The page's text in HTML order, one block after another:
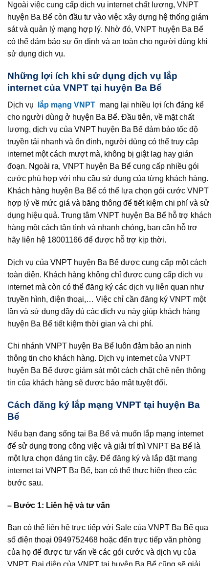
Ngoài việc cung cấp dịch vụ internet chất lượng, VNPT
huyện Ba Bể còn đầu tư vào việc xây dựng hệ thống giám
sát và quản lý mạng hợp lý. Nhờ đó, VNPT huyện Ba Bể
có thể đảm bảo sự ổn định và an toàn cho người dùng khi
sử dụng dịch vụ.
Những lợi ích khi sử dụng dịch vụ lắp
internet của VNPT tại huyện Ba Bể
Dịch vụ lắp mạng VNPT mang lại nhiều lợi ích đáng kể
cho người dùng ở huyện Ba Bể. Đầu tiên, về mặt chất
lượng, dịch vụ của VNPT huyện Ba Bể đảm bảo tốc độ
truyền tải nhanh và ổn định, người dùng có thể truy cập
internet một cách mượt mà, không bị giật lag hay gián
đoạn. Ngoài ra, VNPT huyện Ba Bể cung cấp nhiều gói
cước phù hợp với nhu cầu sử dụng của từng khách hàng.
Khách hàng huyện Ba Bể có thể lựa chọn gói cước VNPT
hợp lý về mức giá và băng thông để tiết kiệm chi phí và sử
dụng hiệu quả. Trung tâm VNPT huyện Ba Bể hỗ trợ khách
hàng một cách tận tình và nhanh chóng, bạn cần hỗ trợ
hãy liên hệ 18001166 để được hỗ trợ kịp thời.
Dịch vụ của VNPT huyện Ba Bể được cung cấp một cách
toàn diện. Khách hàng không chỉ được cung cấp dịch vụ
internet mà còn có thể đăng ký các dịch vụ liên quan như
truyền hình, điện thoại,… Việc chỉ cần đăng ký VNPT một
lần và sử dụng đầy đủ các dịch vụ này giúp khách hàng
huyện Ba Bể tiết kiệm thời gian và chi phí.
Chi nhánh VNPT huyện Ba Bể luôn đảm bảo an ninh
thông tin cho khách hàng. Dịch vụ internet của VNPT
huyện Ba Bể được giám sát một cách chặt chẽ nên thông
tin của khách hàng sẽ được bảo mật tuyệt đối.
Cách đăng ký lắp mạng VNPT tại huyện Ba
Bể
Nếu bạn đang sống tại Ba Bể và muốn lắp mạng internet
để sử dụng trong công việc và giải trí thì VNPT Ba Bể là
một lựa chọn đáng tin cậy. Để đăng ký và lắp đặt mạng
internet tại VNPT Ba Bể, bạn có thể thực hiện theo các
bước sau.
– Bước 1: Liên hệ và tư vấn
Bạn có thể liên hệ trực tiếp với Sale của VNPT Ba Bể qua
số điện thoại 0949752468 hoặc đến trực tiếp văn phòng
của họ để được tư vấn về các gói cước và dịch vụ của